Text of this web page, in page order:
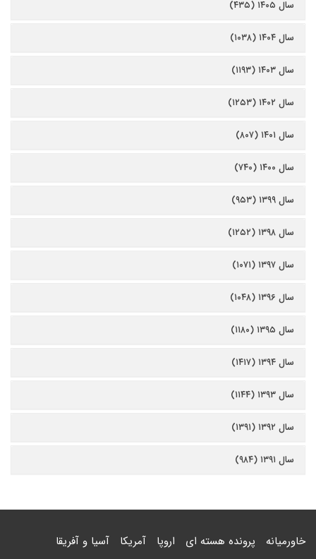
سال ۱۴۰۵ (۴۳۵)
سال ۱۴۰۴ (۱۰۳۸)
سال ۱۴۰۳ (۱۱۹۳)
سال ۱۴۰۲ (۱۲۵۳)
سال ۱۴۰۱ (۸۰۷)
سال ۱۴۰۰ (۷۴۰)
سال ۱۳۹۹ (۹۵۳)
سال ۱۳۹۸ (۱۲۵۲)
سال ۱۳۹۷ (۱۰۷۱)
سال ۱۳۹۶ (۱۰۴۸)
سال ۱۳۹۵ (۱۱۸۰)
سال ۱۳۹۴ (۱۴۱۷)
سال ۱۳۹۳ (۱۱۴۴)
سال ۱۳۹۲ (۱۳۹۱)
سال ۱۳۹۱ (۹۸۴)
خاورمیانه پرونده هسته ای اروپا آمریکا آسیا و آفریقا